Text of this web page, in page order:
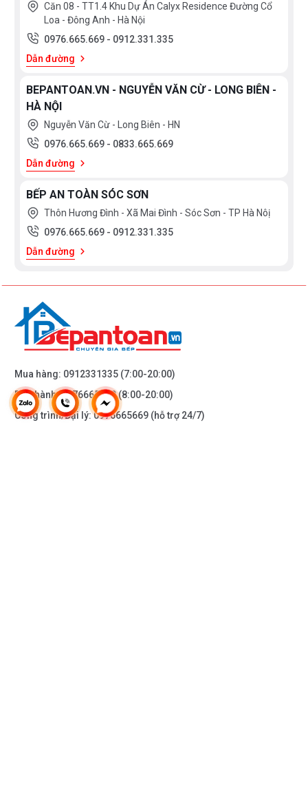
mong muốn.Đồng thời cũng có thể điều chỉnh theo góc độ
người dùng sử dụng
*Vòi nước phía dưới thân
bắn, cảm nhận nhẹ nhàng với làn da người sử dụng
Căn 08 - TT1.4 Khu Dự Án Calyx Residence Đường Cổ
Loa - Đông Anh - Hà Nội
0976.665.669 - 0912.331.335
Dẫn đường
BEPANTOAN.VN - NGUYỄN VĂN CỪ - LONG BIÊN -
HÀ NỘI
Nguyễn Văn Cừ - Long Biên - HN
0976.665.669 - 0833.665.669
Dẫn đường
BẾP AN TOÀN SÓC SƠN
Thôn Hương Đình - Xã Mai Đình - Sóc Sơn - TP Hà Nôị
0976.665.669 - 0912.331.335
Dẫn đường
Mua hàng: 0912331335 (7:00-20:00)
Bảo hành:0976665669(8:00-20:00)
Công trình/Đại lý:0976665669 (hỗ trợ 24/7)